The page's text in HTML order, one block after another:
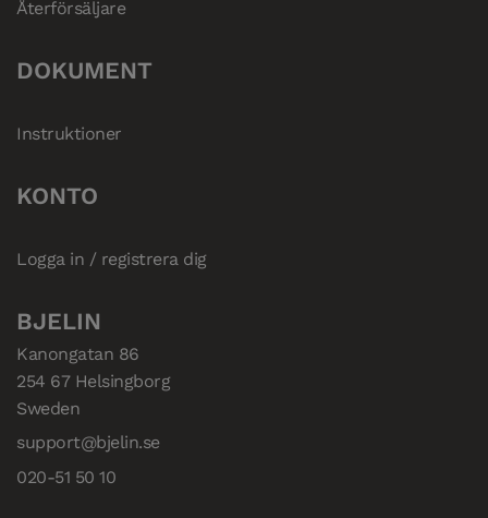
Återförsäljare
DOKUMENT
Instruktioner
KONTO
Logga in / registrera dig
BJELIN
Kanongatan 86
254 67 Helsingborg
Sweden
support@bjelin.se
020-51 50 10